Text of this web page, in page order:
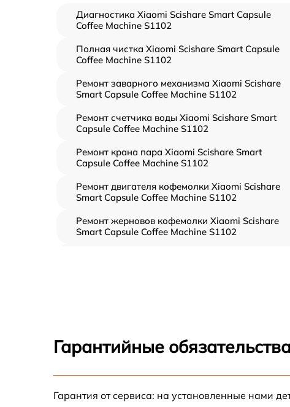
Диагностика Xiaomi Scishare Smart Capsule
Coffee Machine S1102
Полная чистка Xiaomi Scishare Smart Capsule
Coffee Machine S1102
Ремонт заварного механизма Xiaomi Scishare
Smart Capsule Coffee Machine S1102
Ремонт счетчика воды Xiaomi Scishare Smart
Capsule Coffee Machine S1102
Ремонт крана пара Xiaomi Scishare Smart
Capsule Coffee Machine S1102
Ремонт двигателя кофемолки Xiaomi Scishare
Smart Capsule Coffee Machine S1102
Ремонт жерновов кофемолки Xiaomi Scishare
Smart Capsule Coffee Machine S1102
Замена жерновов кофемолки Xiaomi Scishare
Smart Capsule Coffee Machine S1102
Гарантийные
Гарантия от сервиса: на установленные нами